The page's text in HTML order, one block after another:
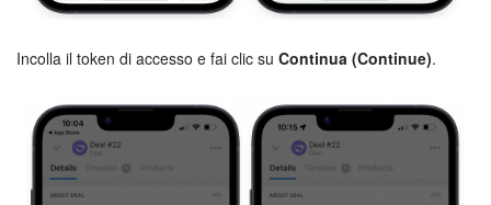
Telefonia
Mio profilo
Incolla il token di accesso e fai clic su Continua (Continue).